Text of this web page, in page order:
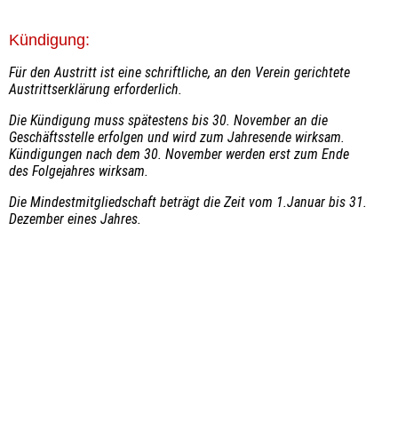
Kündigung:
Für den Austritt ist eine schriftliche, an den Verein gerichtete
Austrittserklärung erforderlich.
Die Kündigung muss spätestens bis 30. November an die
Geschäftsstelle erfolgen und wird zum Jahresende wirksam.
Kündigungen nach dem 30. November werden erst zum Ende
des Folgejahres wirksam.
Die Mindestmitgliedschaft beträgt die Zeit vom 1.Januar bis 31.
Dezember eines Jahres.